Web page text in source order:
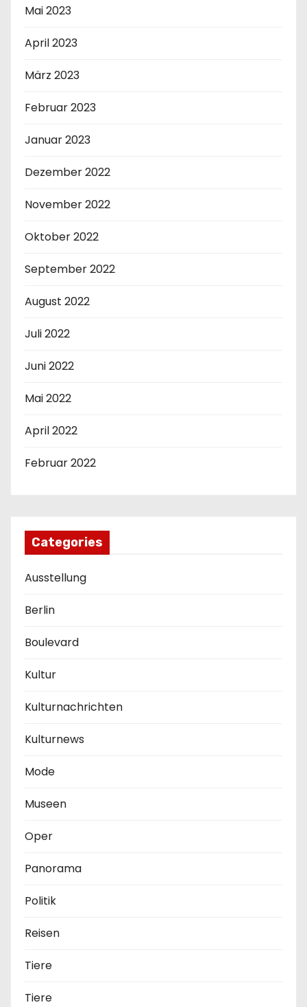
Mai 2023
April 2023
März 2023
Februar 2023
Januar 2023
Dezember 2022
November 2022
Oktober 2022
September 2022
August 2022
Juli 2022
Juni 2022
Mai 2022
April 2022
Februar 2022
Categories
Ausstellung
Berlin
Boulevard
Kultur
Kulturnachrichten
Kulturnews
Mode
Museen
Oper
Panorama
Politik
Reisen
Tiere
Tiere